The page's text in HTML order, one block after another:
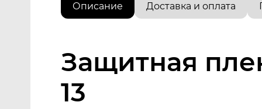
Описание Доставка и оплата
Защитная
13